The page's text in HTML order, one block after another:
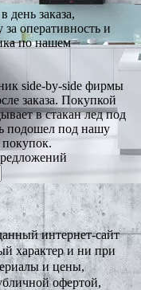
день заказа,
оперативность и
по нашем
side-by-side фирмы
заказа. Покупкой
в стакан лед под
подошел под нашу
интернет-сайт
характер и ни при
и цены,
офертой,